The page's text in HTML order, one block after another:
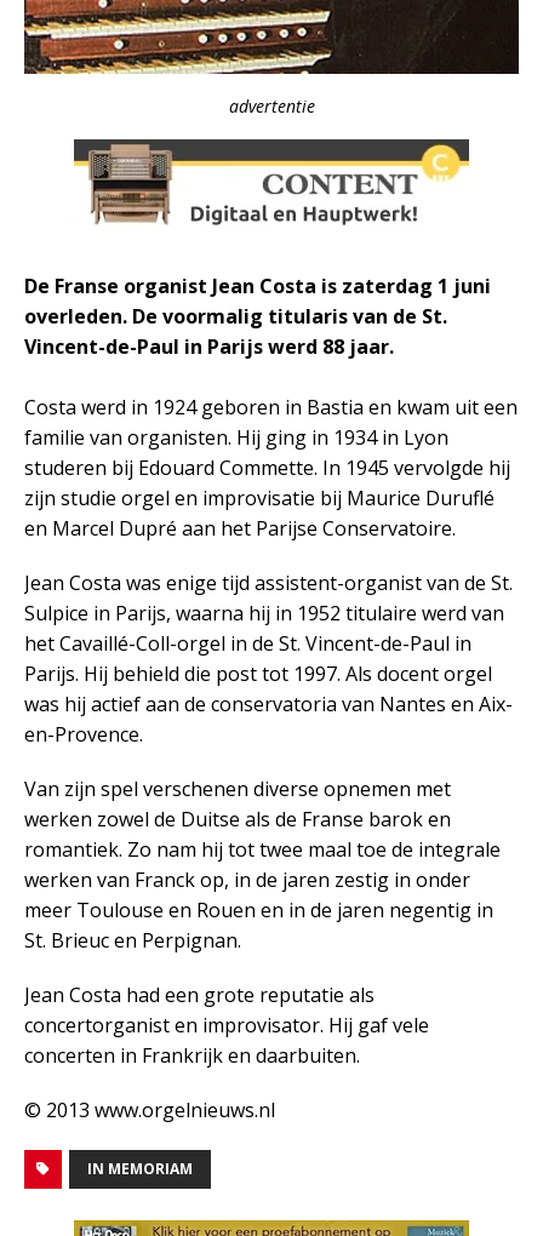
advertentie
De Franse organist Jean Costa is zaterdag 1 juni
overleden. De voormalig titularis van de St.
Vincent-de-Paul in Parijs werd 88 jaar.
Costa werd in 1924 geboren in Bastia en kwam uit een
familie van organisten. Hij ging in 1934 in Lyon
studeren bij Edouard Commette. In 1945 vervolgde hij
zijn studie orgel en improvisatie bij Maurice Duruflé
en Marcel Dupré aan het Parijse Conservatoire.
Jean Costa was enige tijd assistent-organist van de St.
Sulpice in Parijs, waarna hij in 1952 titulaire werd van
het Cavaillé-Coll-orgel in de St. Vincent-de-Paul in
Parijs. Hij behield die post tot 1997. Als docent orgel
was hij actief aan de conservatoria van Nantes en Aix-
en-Provence.
Van zijn spel verschenen diverse opnemen met
werken zowel de Duitse als de Franse barok en
romantiek. Zo nam hij tot twee maal toe de integrale
werken van Franck op, in de jaren zestig in onder
meer Toulouse en Rouen en in de jaren negentig in
St. Brieuc en Perpignan.
Jean Costa had een grote reputatie als
concertorganist en improvisator. Hij gaf vele
concerten in Frankrijk en daarbuiten.
© 2013 www.orgelnieuws.nl
IN MEMORIAM